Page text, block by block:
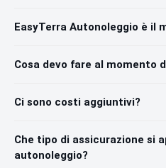
EasyTerra Autonoleggio è il
Cosa devo fare al momento
Ci sono costi aggiuntivi?
Che tipo di assicurazione si
autonoleggio?